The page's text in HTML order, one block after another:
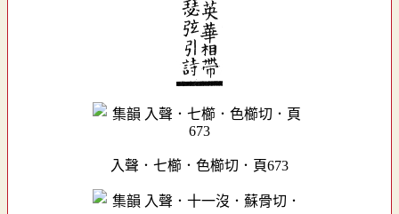
入聲．七櫛．色櫛切．頁673